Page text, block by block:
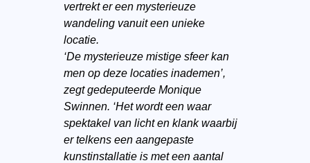
vertrekt er een mysterieuze
wandeling vanuit een unieke
locatie.
‘De mysterieuze mistige sfeer kan
men op deze locaties inademen’,
zegt gedeputeerde Monique
Swinnen. ‘Het wordt een waar
spektakel van licht en klank waarbij
er telkens een aangepaste
kunstinstallatie is met een aantal